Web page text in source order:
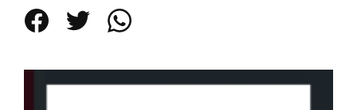
FacebookTwitterWhatsApp